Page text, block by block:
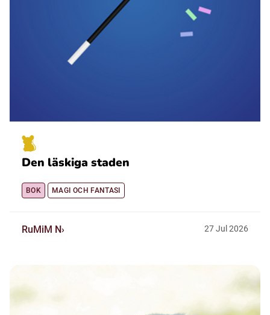
Den läskiga staden
BOK MAGI OCH FANTASI
RuMiM N 27Jul 2026